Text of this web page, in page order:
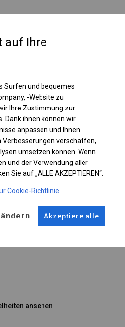
unterschiedliche Gästeanzahl
ein kleineres Zelt aufstellen oder
Platz zu schaffen.
ansehen
ändern
ansehen
auf Ihre
Surfen und bequemes
-Website zu
Ihre Zustimmung zur
Dank ihnen können wir
anpassen und Ihnen
Verbesserungen verschaffen,
umsetzen können. Wenn
und der Verwendung aller
Sie auf „ALLE AKZEPTIEREN“.
Cookie-Richtlinie
Akzeptiere alle